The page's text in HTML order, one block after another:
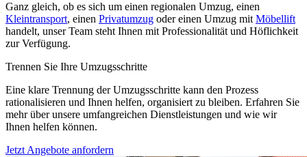
Ganz gleich, ob es sich um einen regionalen Umzug, einen
Kleintransport, einen Privatumzug oder einen Umzug mit Möbellift
handelt, unser Team steht Ihnen mit Professionalität und Höflichkeit
zur Verfügung.
Trennen Sie Ihre Umzugsschritte
Eine klare Trennung der Umzugsschritte kann den Prozess
rationalisieren und Ihnen helfen, organisiert zu bleiben. Erfahren Sie
mehr über unsere umfangreichen Dienstleistungen und wie wir
Ihnen helfen können.
Jetzt Angebote anfordern